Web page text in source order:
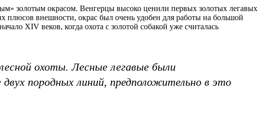
золотым окрасом. Венгерцы высоко ценили первых золотых легавых
плюсов внешности, окрас был очень удобен для работы на большой
XIV веков, когда охота с золотой собакой уже считалась
охоты. Лесные легавые были
породных линий, предположительно в это